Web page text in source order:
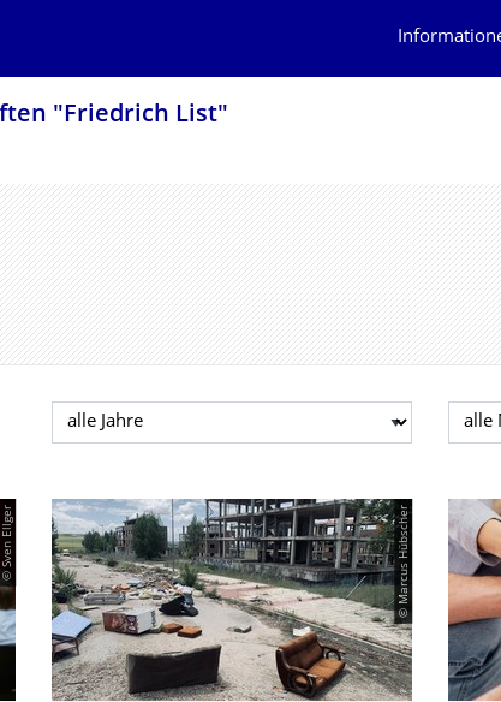
"Friedrich List"
Jahr auswählen
© Sven Ellger © Marcus Hübscher